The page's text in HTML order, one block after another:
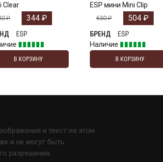
Clear
₽ 344 ₽
ESP
В КОРЗИНУ
ESP мини Mini Clip
630₽ 504 ₽
БРЕНД
ESP
Наличие
В КОРЗИНУ
и текст на этом
и не могут быть
разрешения.